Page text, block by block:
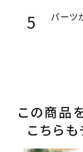
パーツ
この商品
こちら